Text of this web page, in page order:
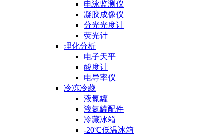
电泳监测仪
凝胶成像仪
分光光度计
荧光计
理化分析
电子天平
酸度计
电导率仪
冷冻冷藏
液氮罐
液氮罐配件
冷藏冰箱
-20℃低温冰箱